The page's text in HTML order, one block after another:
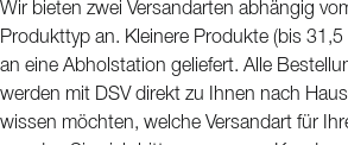
Wir bieten zwei Versandarten abhängig
Produkttyp an. Kleinere Produkte (bis
an eine Abholstation geliefert. Alle
werden mit DSV direkt zu Ihnen nach
wissen möchten, welche Versandart für